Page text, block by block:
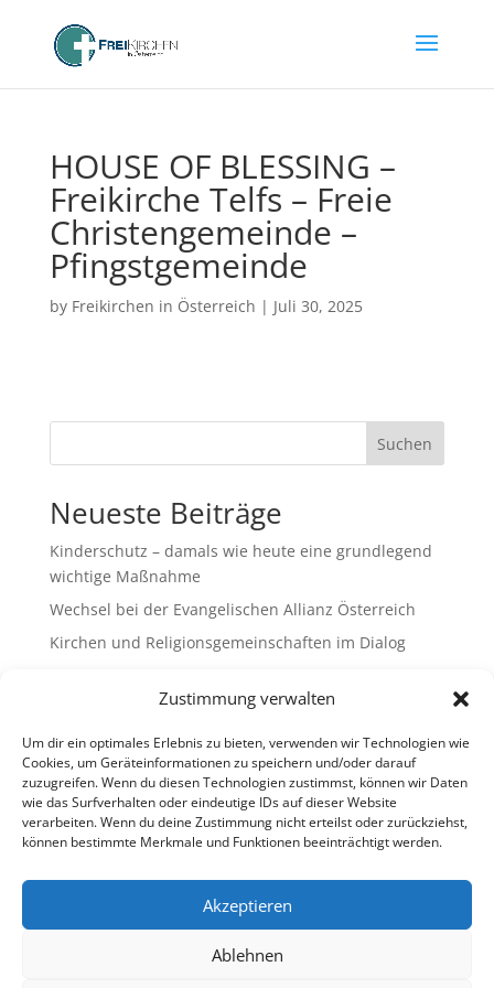
Zustimmung verwalten
Um dir ein optimales Erlebnis zu bieten, verwenden wir Technologien wie
Cookies, um Geräteinformationen zu speichern und/oder darauf
zuzugreifen. Wenn du diesen Technologien zustimmst, können wir Daten
wie das Surfverhalten oder eindeutige IDs auf dieser Website
verarbeiten. Wenn du deine Zustimmung nicht erteilst oder zurückziehst,
können bestimmte Merkmale und Funktionen beeinträchtigt werden.
Akzeptieren
Ablehnen
HOUSE OF BLESSING –
Freikirche Telfs – Freie
Christengemeinde –
Pfingstgemeinde
by Freikirchen in Österreich | Juli 30, 2025
Suchen
Neueste Beiträge
Kinderschutz – damals wie heute eine grundlegend
wichtige Maßnahme
Wechsel bei der Evangelischen Allianz Österreich
Kirchen und Religionsgemeinschaften im Dialog
Schulen & Kindergärten in Österreich
„Brennen für das Leben “ – die Wanderausstellung
ist bald am Ziel
Neueste Kommentare
Impressum
Datenschutz